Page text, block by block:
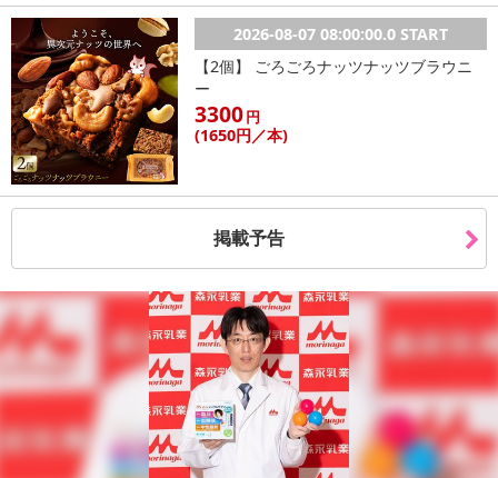
2026-08-07 08:00:00.0 START
【2個】 ごろごろナッツナッツブラウニ
ー
3300円
(1650円／本)
掲載予告